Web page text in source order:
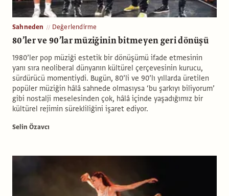
Sahneden Değerlendirme
80’ler ve 90’lar müziğinin bitmeyen geri dönüşü
1980’ler pop müziği estetik bir dönüşümü ifade etmesinin
yanı sıra neoliberal dünyanın kültürel çerçevesinin kurucu,
sürdürücü momentiydi. Bugün, 80’li ve 90’lı yıllarda üretilen
popüler müziğin hâlâ sahnede olmasıysa ‘bu şarkıyı biliyorum’
gibi nostalji meselesinden çok, hâlâ içinde yaşadığımız bir
kültürel rejimin sürekliliğini işaret ediyor.
Selin Özavcı